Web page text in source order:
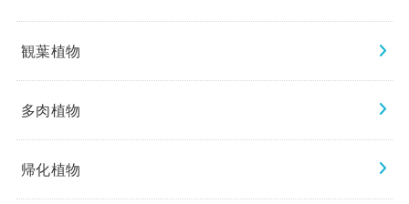
観葉植物
多肉植物
帰化植物